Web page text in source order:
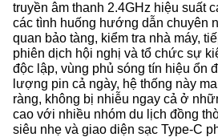
truyền âm thanh 2.4GHz hiệu suất
các tình huống hướng dẫn chuyên
quan bảo tàng, kiểm tra nhà máy,
phiên dịch hội nghị và tổ chức sự
độc lập, vùng phủ sóng tín hiệu ổn
lượng pin cả ngày, hệ thống này
ràng, không bị nhiễu ngay cả ở
cao với nhiều nhóm du lịch đồng
siêu nhẹ và giao diện sạc Type-C